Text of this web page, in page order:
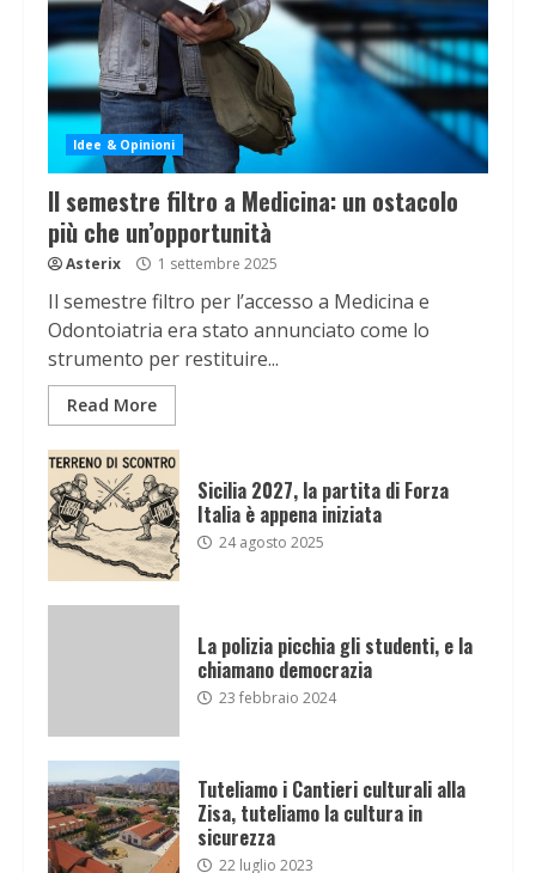
Idee & Opinioni
Il semestre filtro a Medicina: un ostacolo
più che un’opportunità
Asterix 1 settembre 2025
Il semestre filtro per l’accesso a Medicina e
Odontoiatria era stato annunciato come lo
strumento per restituire...
Read More
Sicilia 2027, la partita di Forza
Italia è appena iniziata
24 agosto 2025
La polizia picchia gli studenti, e la
chiamano democrazia
23 febbraio 2024
Tuteliamo i Cantieri culturali alla
Zisa, tuteliamo la cultura in
sicurezza
22 luglio 2023